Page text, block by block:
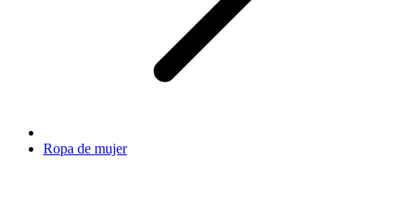
Ropa de mujer